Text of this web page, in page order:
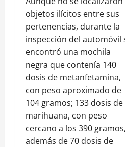
objetos ilícitos entre sus
pertenencias, durante la
inspección del automóvil
encontró una mochila
negra que contenía 140
dosis de metanfetamina,
con peso aproximado de
104 gramos; 133 dosis de
marihuana, con peso
cercano a los 390 gramos,
además de 70 dosis de